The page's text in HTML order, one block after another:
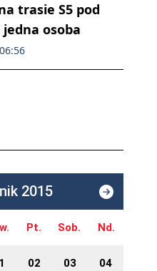
trasie S5 pod
jedna osoba
2015
Pt. Sob. Nd.
02 03 04